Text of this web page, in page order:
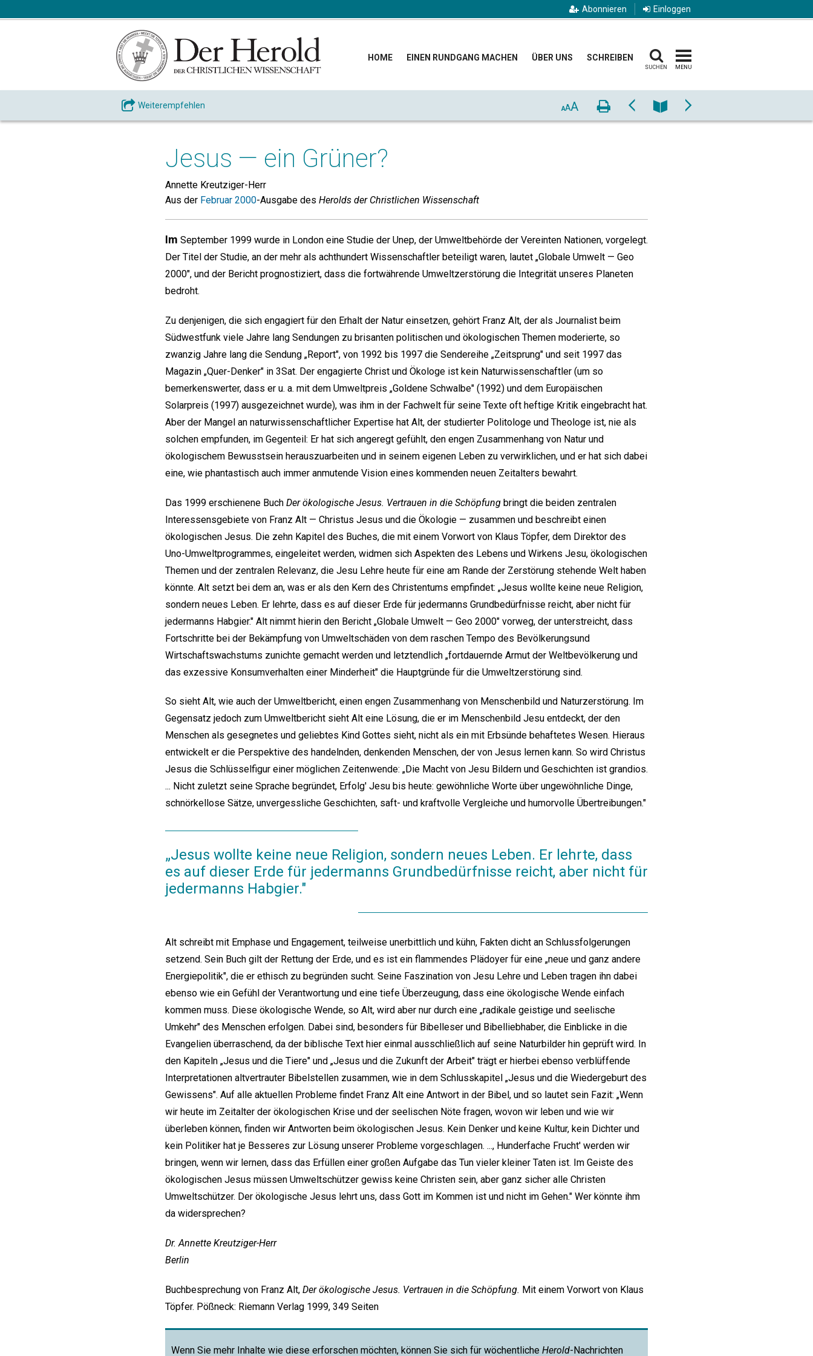
Abonnieren Einloggen
HOME EINEN RUNDGANG MACHEN ÜBER UNS SCHREIBEN
SUCHEN MENU
Weiterempfehlen AAA DruckenZurück NummerVor
Jesus — ein Grüner?
Annette Kreutziger-Herr
Aus der Februar 2000-Ausgabe des Herolds der Christlichen Wissenschaft
Im September 1999 wurde in London eine Studie der Unep, der Umweltbehörde der Vereinten Nationen, vorgelegt.
Der Titel der Studie, an der mehr als achthundert Wissenschaftler beteiligt waren, lautet „Globale Umwelt — Geo
2000", und der Bericht prognostiziert, dass die fortwährende Umweltzerstörung die Integrität unseres Planeten
bedroht.
Zu denjenigen, die sich engagiert für den Erhalt der Natur einsetzen, gehört Franz Alt, der als Journalist beim
Südwestfunk viele Jahre lang Sendungen zu brisanten politischen und ökologischen Themen moderierte, so
zwanzig Jahre lang die Sendung „Report", von 1992 bis 1997 die Sendereihe „Zeitsprung" und seit 1997 das
Magazin „Quer-Denker" in 3Sat. Der engagierte Christ und Ökologe ist kein Naturwissenschaftler (um so
bemerkenswerter, dass er u. a. mit dem Umweltpreis „Goldene Schwalbe" (1992) und dem Europäischen
Solarpreis (1997) ausgezeichnet wurde), was ihm in der Fachwelt für seine Texte oft heftige Kritik eingebracht hat.
Aber der Mangel an naturwissenschaftlicher Expertise hat Alt, der studierter Politologe und Theologe ist, nie als
solchen empfunden, im Gegenteil: Er hat sich angeregt gefühlt, den engen Zusammenhang von Natur und
ökologischem Bewusstsein herauszuarbeiten und in seinem eigenen Leben zu verwirklichen, und er hat sich dabei
eine, wie phantastisch auch immer anmutende Vision eines kommenden neuen Zeitalters bewahrt.
Das 1999 erschienene Buch Der ökologische Jesus. Vertrauen in die Schöpfung bringt die beiden zentralen
Interessensgebiete von Franz Alt — Christus Jesus und die Ökologie — zusammen und beschreibt einen
ökologischen Jesus. Die zehn Kapitel des Buches, die mit einem Vorwort von Klaus Töpfer, dem Direktor des
Uno-Umweltprogrammes, eingeleitet werden, widmen sich Aspekten des Lebens und Wirkens Jesu, ökologischen
Themen und der zentralen Relevanz, die Jesu Lehre heute für eine am Rande der Zerstörung stehende Welt haben
könnte. Alt setzt bei dem an, was er als den Kern des Christentums empfindet: „Jesus wollte keine neue Religion,
sondern neues Leben. Er lehrte, dass es auf dieser Erde für jedermanns Grundbedürfnisse reicht, aber nicht für
jedermanns Habgier." Alt nimmt hierin den Bericht „Globale Umwelt — Geo 2000" vorweg, der unterstreicht, dass
Fortschritte bei der Bekämpfung von Umweltschäden von dem raschen Tempo des Bevölkerungsund
Wirtschaftswachstums zunichte gemacht werden und letztendlich „fortdauernde Armut der Weltbevölkerung und
das exzessive Konsumverhalten einer Minderheit" die Hauptgründe für die Umweltzerstörung sind.
So sieht Alt, wie auch der Umweltbericht, einen engen Zusammenhang von Menschenbild und Naturzerstörung. Im
Gegensatz jedoch zum Umweltbericht sieht Alt eine Lösung, die er im Menschenbild Jesu entdeckt, der den
Menschen als gesegnetes und geliebtes Kind Gottes sieht, nicht als ein mit Erbsünde behaftetes Wesen. Hieraus
entwickelt er die Perspektive des handelnden, denkenden Menschen, der von Jesus lernen kann. So wird Christus
Jesus die Schlüsselfigur einer möglichen Zeitenwende: „Die Macht von Jesu Bildern und Geschichten ist grandios.
... Nicht zuletzt seine Sprache begründet, Erfolg' Jesu bis heute: gewöhnliche Worte über ungewöhnliche Dinge,
schnörkellose Sätze, unvergessliche Geschichten, saft- und kraftvolle Vergleiche und humorvolle Übertreibungen."
„Jesus wollte keine neue Religion, sondern neues Leben. Er lehrte, dass
es auf dieser Erde für jedermanns Grundbedürfnisse reicht, aber nicht für
jedermanns Habgier."
Alt schreibt mit Emphase und Engagement, teilweise unerbittlich und kühn, Fakten dicht an Schlussfolgerungen
setzend. Sein Buch gilt der Rettung der Erde, und es ist ein flammendes Plädoyer für eine „neue und ganz andere
Energiepolitik", die er ethisch zu begründen sucht. Seine Faszination von Jesu Lehre und Leben tragen ihn dabei
ebenso wie ein Gefühl der Verantwortung und eine tiefe Überzeugung, dass eine ökologische Wende einfach
kommen muss. Diese ökologische Wende, so Alt, wird aber nur durch eine „radikale geistige und seelische
Umkehr" des Menschen erfolgen. Dabei sind, besonders für Bibelleser und Bibelliebhaber, die Einblicke in die
Evangelien überraschend, da der biblische Text hier einmal ausschließlich auf seine Naturbilder hin geprüft wird. In
den Kapiteln „Jesus und die Tiere" und „Jesus und die Zukunft der Arbeit" trägt er hierbei ebenso verblüffende
Interpretationen altvertrauter Bibelstellen zusammen, wie in dem Schlusskapitel „Jesus und die Wiedergeburt des
Gewissens". Auf alle aktuellen Probleme findet Franz Alt eine Antwort in der Bibel, und so lautet sein Fazit: „Wenn
wir heute im Zeitalter der ökologischen Krise und der seelischen Nöte fragen, wovon wir leben und wie wir
überleben können, finden wir Antworten beim ökologischen Jesus. Kein Denker und keine Kultur, kein Dichter und
kein Politiker hat je Besseres zur Lösung unserer Probleme vorgeschlagen. ..., Hunderfache Frucht' werden wir
bringen, wenn wir lernen, dass das Erfüllen einer großen Aufgabe das Tun vieler kleiner Taten ist. Im Geiste des
ökologischen Jesus müssen Umweltschützer gewiss keine Christen sein, aber ganz sicher alle Christen
Umweltschützer. Der ökologische Jesus lehrt uns, dass Gott im Kommen ist und nicht im Gehen." Wer könnte ihm
da widersprechen?
Dr. Annette Kreutziger-Herr
Berlin
Buchbesprechung von Franz Alt, Der ökologische Jesus. Vertrauen in die Schöpfung. Mit einem Vorwort von Klaus
Töpfer. Pößneck: Riemann Verlag 1999, 349 Seiten
Wenn Sie mehr Inhalte wie diese erforschen möchten, können Sie sich für wöchentliche Herold-Nachrichten